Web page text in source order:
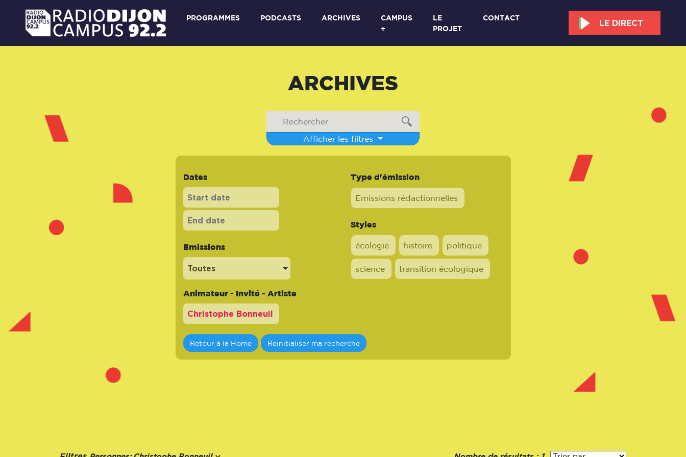
PROGRAMMES PODCASTS ARCHIVES
CAMPUS
+
LE
PROJET
CONTACT
LE DIRECT
ARCHIVES
Afficher les filtres
Dates
Emissions
Toutes
Animateur - Invité - Artiste
Type d'émission
Emissions rédactionnelles
Styles
écologie histoire politique
science transition écologique
Retour à la Home Reinitialiser ma recherche